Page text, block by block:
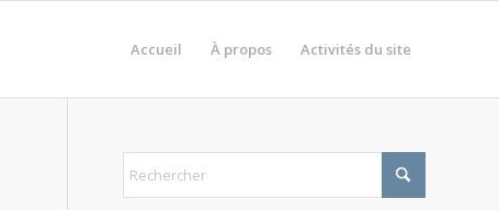
Accueil À propos Activités du site